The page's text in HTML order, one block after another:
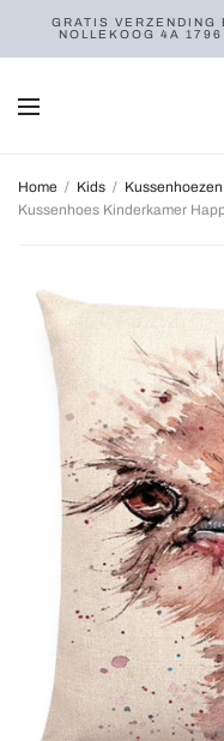
GRATIS VERZENDING
NOLLEKOOG 4A
Home / Kids /
Kussenhoes Kinderkamer